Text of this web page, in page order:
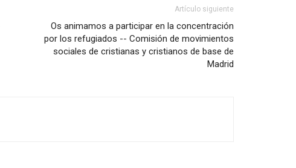
Artículo siguiente
Os animamos a participar en la concentración
por los refugiados -- Comisión de movimientos
sociales de cristianas y cristianos de base de
Madrid